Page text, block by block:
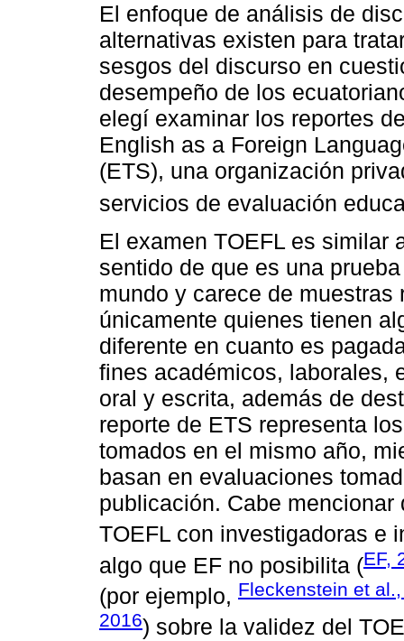
El enfoque de análisis de
alternativas existen para
sesgos del discurso en
desempeño de los
elegí examinar los reportes
English as a Foreign
(ETS), una organización
servicios de evaluación
El examen TOEFL es similar
sentido de que es una
mundo y carece de
únicamente quienes tienen
diferente en cuanto es
fines académicos, laborales,
oral y escrita, además de
reporte de ETS representa
tomados en el mismo año,
basan en evaluaciones
publicación. Cabe
TOEFL con investigadoras e
algo que EF no posibilita (EF,
(por ejemplo, Fleckenstein et
2016) sobre la validez del